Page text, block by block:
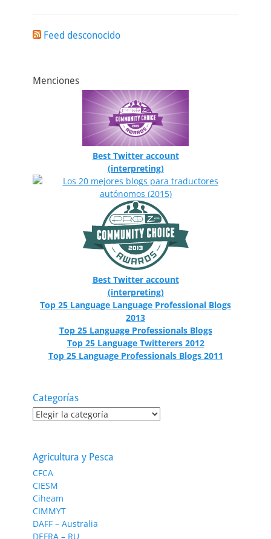
Feed desconocido
Menciones
Best Twitter account
(interpreting)
Best Twitter account
(interpreting)
Top 25 Language Language Professional Blogs
2013
Top 25 Language Professionals Blogs
Top 25 Language Twitterers 2012
Top 25 Language Professionals Blogs 2011
Categorías
Categorías
Agricultura y Pesca
CFCA
CIESM
Ciheam
CIMMYT
DAFF – Australia
DEFRA – RU